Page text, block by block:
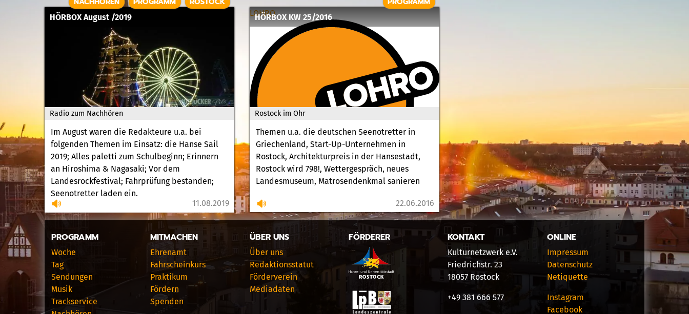
Radio zum Nachhören
HÖRBOX August /2019
Im August waren die Redakteure u.a. bei
folgenden Themen im Einsatz: die Hanse Sail
2019; Alles paletti zum Schulbeginn; Erinnern
an Hiroshima & Nagasaki; Vor dem
Landesrockfestival; Fahrprüfung bestanden;
Seenotretter laden ein.
11.08.2019
LOHRO
Rostock im Ohr
HÖRBOX KW 25/2016
Themen u.a. die deutschen Seenotretter in
Griechenland, Start-Up-Unternehmen in
Rostock, Architekturpreis in der Hansestadt,
Rostock wird 798!, Wettergespräch, neues
Landesmuseum, Matrosendenkmal sanieren
22.06.2016
PROGRAMM
Woche
Tag
Sendungen
Musik
Trackservice
MITMACHEN
Ehrenamt
Fahrscheinkurs
Praktikum
Fördern
Spenden
ÜBER UNS
Über uns
Redaktionsstatut
Förderverein
Mediadaten
FÖRDERER KONTAKT
Kulturnetzwerk e.V.
Friedrichstr. 23
18057 Rostock
+49 381 666 577
ONLINE
Impressum
Datenschutz
Netiquette
Instagram
Facebook